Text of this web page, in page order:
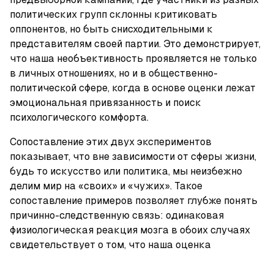
политических групп склонны критиковать
оппонентов, но быть снисходительными к
представителям своей партии. Это демонстрирует,
что наша необъективность проявляется не только
в личных отношениях, но и в общественно-
политической сфере, когда в основе оценки лежат
эмоциональная привязанность и поиск
психологического комфорта.
Сопоставление этих двух экспериментов
показывает, что вне зависимости от сферы жизни,
будь то искусство или политика, мы неизбежно
делим мир на «своих» и «чужих». Такое
сопоставление примеров позволяет глубже понять
причинно-следственную связь: одинаковая
физиологическая реакция мозга в обоих случаях
свидетельствует о том, что наша оценка